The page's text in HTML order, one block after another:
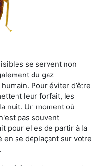
se servent non
du gaz
Pour éviter d’être
leur forfait, les
nuit. Un moment où
pas souvent
pour elles de partir à la
se déplaçant sur votre